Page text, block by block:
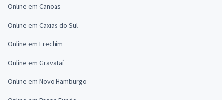
Online em Canoas
Online em Caxias do Sul
Online em Erechim
Online em Gravataí
Online em Novo Hamburgo